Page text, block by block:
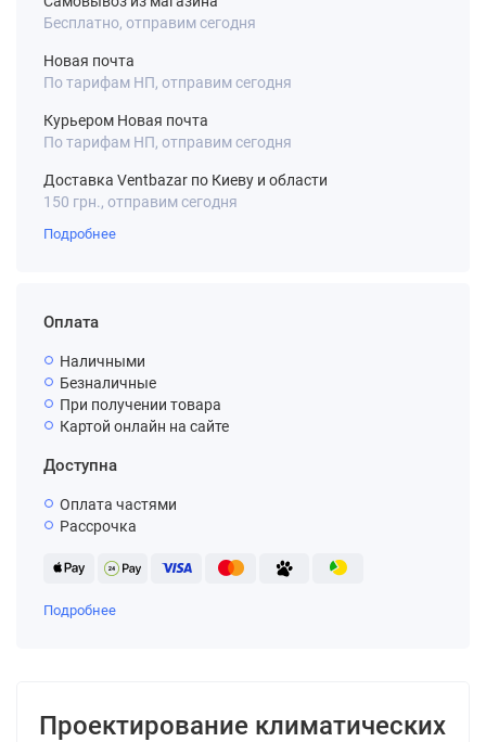
Бесплатно, отправим сегодня
Новая почта
По тарифам НП, отправим сегодня
Курьером Новая почта
По тарифам НП, отправим сегодня
Доставка Ventbazar по Киеву и области
150 грн., отправим сегодня
Подробнее
Оплата
Наличными
Безналичные
При получении товара
Картой онлайн на сайте
Доступна
Оплата частями
Рассрочка
Подробнее
Проектирование климатических